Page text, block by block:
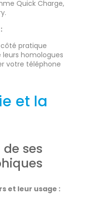
Quick Charge,
pratique
leurs homologues
votre téléphone
et la
ses
et leur usage :